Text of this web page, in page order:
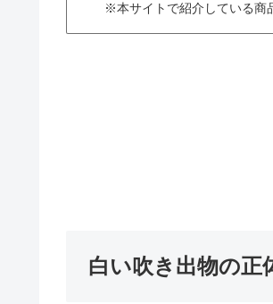
※本サイトで紹介している商
白い吹き出物の正